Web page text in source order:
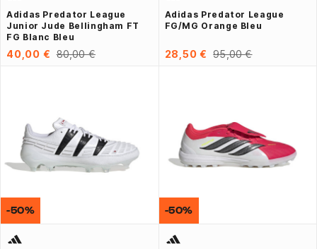
Adidas Predator League
Junior Jude Bellingham FT
FG Blanc Bleu
40,00 € 80,00 €
Adidas Predator League
FG/MG Orange Bleu
28,50 € 95,00 €
-50% -50%